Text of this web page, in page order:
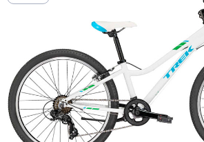
Добавляйте товары
в корзину